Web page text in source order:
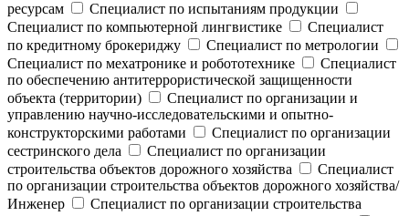
ресурсам
Специалист по испытаниям продукции
Специалист по компьютерной лингвистике
Специалист
по кредитному брокериджу
Специалист по метрологии
Специалист по мехатронике и робототехнике
Специалист
по обеспечению антитеррористической защищенности
объекта (территории)
Специалист по организации и
управлению научно-исследовательскими и опытно-
конструкторскими работами
Специалист по организации
сестринского дела
Специалист по организации
строительства объектов дорожного хозяйства
Специалист
по организации строительства объектов дорожного хозяйства/
Инженер
Специалист по организации строительства